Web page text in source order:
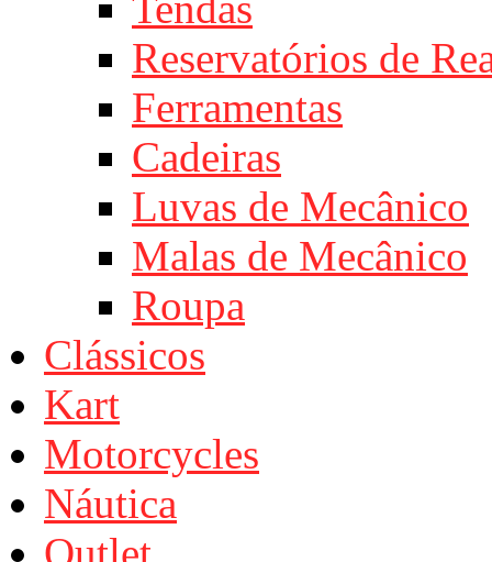
Reservatórios de
Ferramentas
Cadeiras
Luvas de Mecânico
Malas de Mecânico
Roupa
Clássicos
Kart
Motorcycles
Náutica